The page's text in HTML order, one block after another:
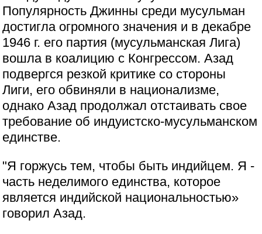
Популярность Джинны среди мусульман
достигла огромного значения и в декабре
1946 г. его партия (мусульманская Лига)
вошла в коалицию с Конгрессом. Азад
подвергся резкой критике со стороны
Лиги, его обвиняли в национализме,
однако Азад продолжал отстаивать свое
требование об индуистско-мусульманском
единстве.
"Я горжусь тем, чтобы быть индийцем. Я -
часть неделимого единства, которое
является индийской национальностью»
говорил Азад.